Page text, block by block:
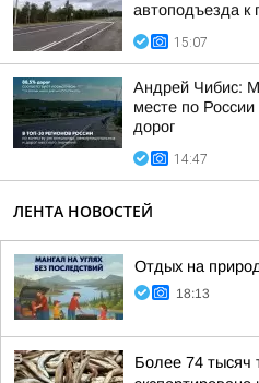
автоподъезда к
15:07
Андрей Чибис:
месте по
дорог
14:47
ЛЕНТА НОВОСТЕЙ
Отдых на
18:13
Более 74 тысяч